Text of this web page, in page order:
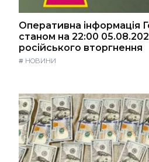
Оперативна інформація
станом на 22:00
російського вторгнення
# НОВИНИ